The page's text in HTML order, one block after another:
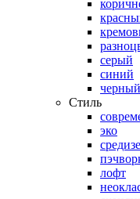
серый
синий
черный
Стиль
эко
лофт